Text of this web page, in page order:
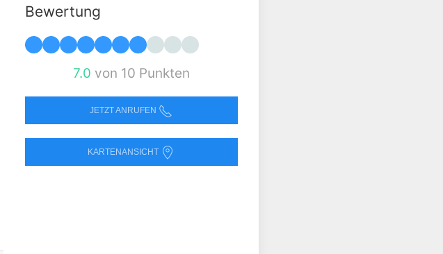
Bewertung
7.0 von 10 Punkten
JETZT ANRUFEN
KARTENANSICHT